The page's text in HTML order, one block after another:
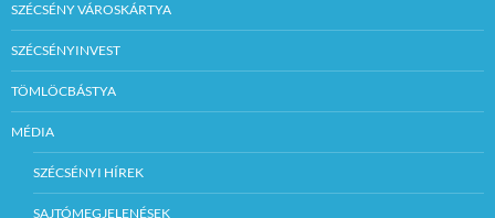
SZÉCSÉNY VÁROSKÁRTYA
SZÉCSÉNYINVEST
TÖMLÖCBÁSTYA
MÉDIA
SZÉCSÉNYI HÍREK
SAJTÓMEGJELENÉSEK